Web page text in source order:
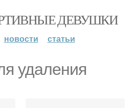
ДЕВУШКИ
новости статьи
удаления